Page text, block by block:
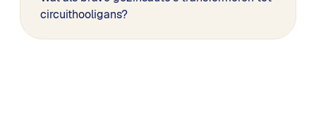
circuithooligans?